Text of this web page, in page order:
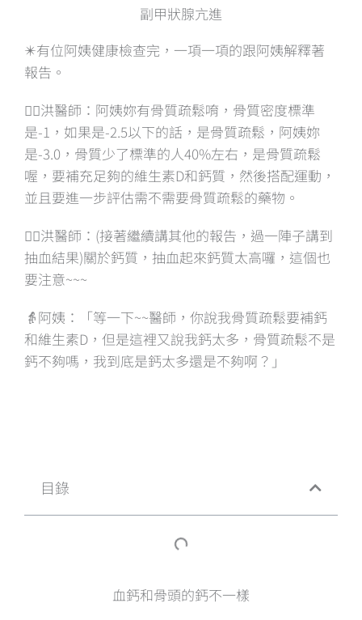
副甲狀腺亢進
✴️有位阿姨健康檢查完，一項一項的跟阿姨解釋著
報告。
👨‍⚕️洪醫師：阿姨妳有骨質疏鬆唷，骨質密度標準
是-1，如果是-2.5以下的話，是骨質疏鬆，阿姨妳
是-3.0，骨質少了標準的人40%左右，是骨質疏鬆
喔，要補充足夠的維生素D和鈣質，然後搭配運動，
並且要進一步評估需不需要骨質疏鬆的藥物。
👨‍⚕️洪醫師：(接著繼續講其他的報告，過一陣子講到
抽血結果)關於鈣質，抽血起來鈣質太高囉，這個也
要注意~~~
👵阿姨：「等一下~~醫師，你說我骨質疏鬆要補鈣
和維生素D，但是這裡又說我鈣太多，骨質疏鬆不是
鈣不夠嗎，我到底是鈣太多還是不夠啊？」
目錄
血鈣和骨頭的鈣不一樣